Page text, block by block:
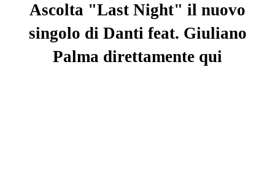
Ascolta "Last Night" il nuovo
singolo di Dantifeat. Giuliano
Palma direttamente qui